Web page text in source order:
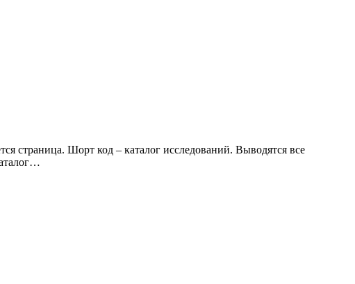
страница. Шорт код – каталог исследований. Выводятся все